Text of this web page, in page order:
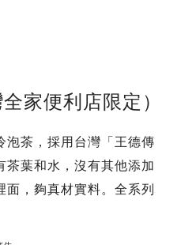
家便利店限定）
泡茶，採用台灣「王德傳
茶葉和水，沒有其他添加
面，夠真材實料。全系列